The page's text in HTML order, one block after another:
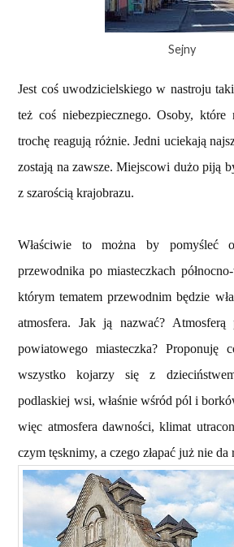
Sejny
Jest coś uwodzicielskiego w nastroju
też coś niebezpiecznego. Osoby, które
trochę reagują różnie. Jedni uciekają
zostają na zawsze. Miejscowi dużo piją
z szarością krajobrazu.
Właściwie to można by pomyśleć
przewodnika po miasteczkach
którym tematem przewodnim będzie
atmosfera. Jak ją nazwać?
powiatowego miasteczka? Proponuję
wszystko kojarzy się z
podlaskiej wsi, właśnie wśród pól i
więc atmosfera dawności, klimat
czym tęsknimy, a czego złapać już nie da